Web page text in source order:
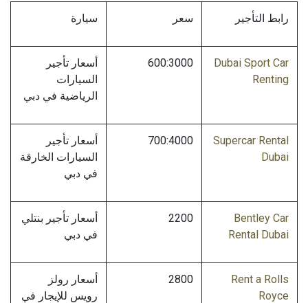
رابط التأجير سعر سيارة
Dubai Sport Car
Renting
600:3000
أسعار تأجير
السيارات
الرياضية في دبي
Supercar Rental
Dubai
700:4000
أسعار تأجير
السيارات الخارقة
في دبي
Bentley Car
Rental Dubai
2200
أسعار تأجير بنتلي
في دبي
Rent a Rolls
Royce
2800
أسعار رولز
رويس للإيجار في